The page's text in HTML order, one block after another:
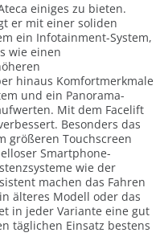
einiges zu bieten.
er mit einer soliden
ein Infotainment-System,
wie einen
hinaus Komfortmerkmale
und ein Panorama-
Mit dem Facelift
Besonders das
größeren Touchscreen
Smartphone-
wie der
machen das Fahren
älteres Modell oder das
in jeder Variante eine gut
täglichen Einsatz bestens